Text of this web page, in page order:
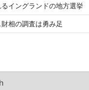
イングランドの地方選挙
相の調査は勇み足